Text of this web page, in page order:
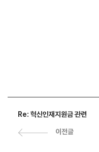
Re: 혁신인재지원금 관련
이전글